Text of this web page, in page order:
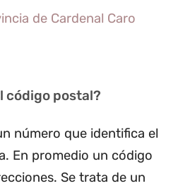
de Cardenal Caro
código postal?
número que identifica el
En promedio un código
Se trata de un